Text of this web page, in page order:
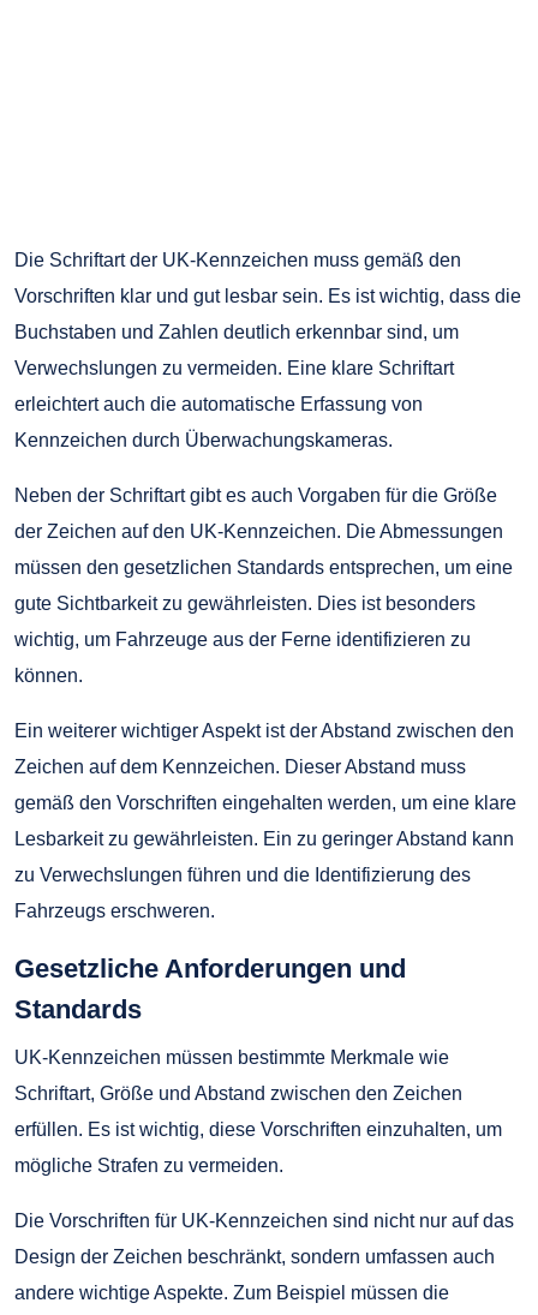
Die Schriftart der UK-Kennzeichen muss gemäß den
Vorschriften klar und gut lesbar sein. Es ist wichtig, dass die
Buchstaben und Zahlen deutlich erkennbar sind, um
Verwechslungen zu vermeiden. Eine klare Schriftart
erleichtert auch die automatische Erfassung von
Kennzeichen durch Überwachungskameras.
Neben der Schriftart gibt es auch Vorgaben für die Größe
der Zeichen auf den UK-Kennzeichen. Die Abmessungen
müssen den gesetzlichen Standards entsprechen, um eine
gute Sichtbarkeit zu gewährleisten. Dies ist besonders
wichtig, um Fahrzeuge aus der Ferne identifizieren zu
können.
Ein weiterer wichtiger Aspekt ist der Abstand zwischen den
Zeichen auf dem Kennzeichen. Dieser Abstand muss
gemäß den Vorschriften eingehalten werden, um eine klare
Lesbarkeit zu gewährleisten. Ein zu geringer Abstand kann
zu Verwechslungen führen und die Identifizierung des
Fahrzeugs erschweren.
Gesetzliche Anforderungen und
Standards
UK-Kennzeichen müssen bestimmte Merkmale wie
Schriftart, Größe und Abstand zwischen den Zeichen
erfüllen. Es ist wichtig, diese Vorschriften einzuhalten, um
mögliche Strafen zu vermeiden.
Die Vorschriften für UK-Kennzeichen sind nicht nur auf das
Design der Zeichen beschränkt, sondern umfassen auch
andere wichtige Aspekte. Zum Beispiel müssen die